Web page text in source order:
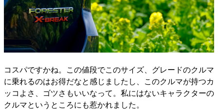
コスパですかね。この値段でこのサイズ、グレードのクルマ
に乗れるのはお得だなと感じましたし、このクルマが持つカ
ッコよさ、ゴツさもいいなって。私にはないキャラクターの
クルマというところにも惹かれました。